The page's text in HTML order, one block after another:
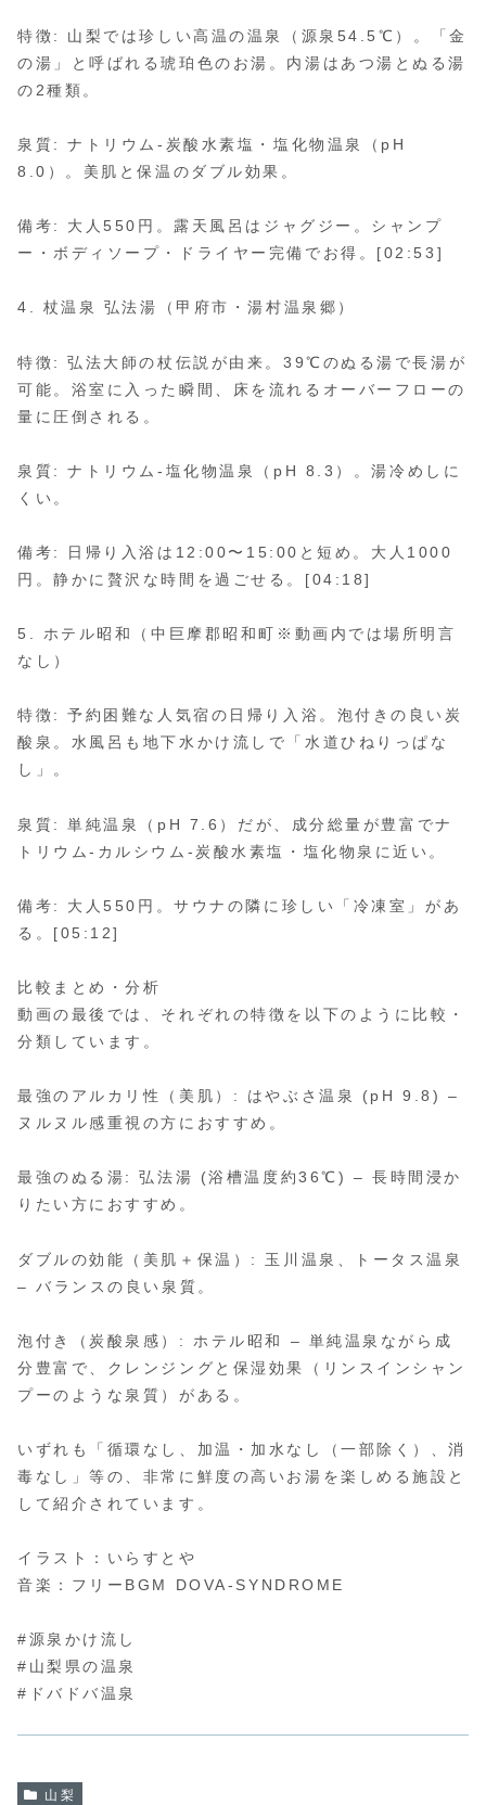
特徴: 山梨では珍しい高温の温泉（源泉54.5℃）。「金
の湯」と呼ばれる琥珀色のお湯。内湯はあつ湯とぬる湯
の2種類。
泉質: ナトリウム-炭酸水素塩・塩化物温泉（pH
8.0）。美肌と保温のダブル効果。
備考: 大人550円。露天風呂はジャグジー。シャンプ
ー・ボディソープ・ドライヤー完備でお得。[02:53]
4. 杖温泉 弘法湯（甲府市・湯村温泉郷）
特徴: 弘法大師の杖伝説が由来。39℃のぬる湯で長湯が
可能。浴室に入った瞬間、床を流れるオーバーフローの
量に圧倒される。
泉質: ナトリウム-塩化物温泉（pH 8.3）。湯冷めしに
くい。
備考: 日帰り入浴は12:00〜15:00と短め。大人1000
円。静かに贅沢な時間を過ごせる。[04:18]
5. ホテル昭和（中巨摩郡昭和町※動画内では場所明言
なし）
特徴: 予約困難な人気宿の日帰り入浴。泡付きの良い炭
酸泉。水風呂も地下水かけ流しで「水道ひねりっぱな
し」。
泉質: 単純温泉（pH 7.6）だが、成分総量が豊富でナ
トリウム-カルシウム-炭酸水素塩・塩化物泉に近い。
備考: 大人550円。サウナの隣に珍しい「冷凍室」があ
る。[05:12]
比較まとめ・分析
動画の最後では、それぞれの特徴を以下のように比較・
分類しています。
最強のアルカリ性（美肌）: はやぶさ温泉 (pH 9.8) –
ヌルヌル感重視の方におすすめ。
最強のぬる湯: 弘法湯 (浴槽温度約36℃) – 長時間浸か
りたい方におすすめ。
ダブルの効能（美肌＋保温）: 玉川温泉、トータス温泉
– バランスの良い泉質。
泡付き（炭酸泉感）: ホテル昭和 – 単純温泉ながら成
分豊富で、クレンジングと保湿効果（リンスインシャン
プーのような泉質）がある。
いずれも「循環なし、加温・加水なし（一部除く）、消
毒なし」等の、非常に鮮度の高いお湯を楽しめる施設と
して紹介されています。
イラスト：いらすとや
音楽：フリーBGM DOVA-SYNDROME
#源泉かけ流し
#山梨県の温泉
#ドバドバ温泉
山梨